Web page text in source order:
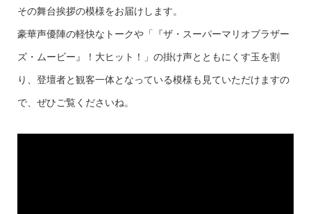
その舞台挨拶の模様をお届けします。
豪華声優陣の軽快なトークや「『ザ・スーパーマリオブラザー
ズ・ムービー』！大ヒット！」の掛け声とともにくす玉を割
り、登壇者と観客一体となっている模様も見ていただけますの
で、ぜひご覧くださいね。